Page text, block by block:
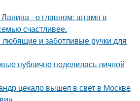
- о главном: штамп в
счастливее.
и заботливые ручки для
публично поделилась личной
цекало вышел в свет в Москве